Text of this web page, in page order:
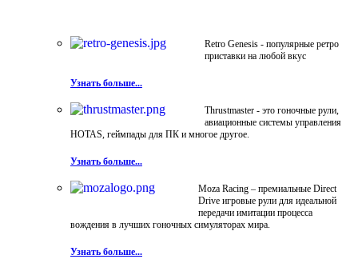
Retro Genesis - популярные ретро
приставки на любой вкус
Узнать больше...
Thrustmaster - это гоночные рули,
авиационные системы управления
HOTAS, геймпады для ПК и многое другое.
Узнать больше...
Moza Racing – премиальные Direct
Drive игровые рули для идеальной
передачи имитации процесса
вождения в лучших гоночных симуляторах мира.
Узнать больше...